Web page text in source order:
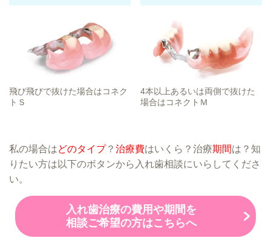
飛び飛びで抜けた場合はコネク
トＳ
4本以上あるいは両側で抜けた
場合はコネクトＭ
私の場合はどのタイプ？ 治療費はいくら？治療期間は？知
りたい方は以下のボタンから入れ歯相談にいらしてくださ
い。
入れ歯治療の費用や期間を
相談ご希望の方はこちらへ